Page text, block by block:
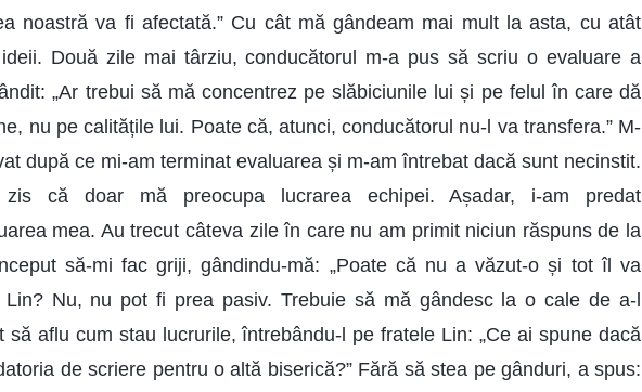
noastră va fi afectată.” Cu cât mă gândeam mai mult la asta, cu atât
Două zile mai târziu, conducătorul m-a pus să scriu o evaluare a
„Ar trebui să mă concentrez pe slăbiciunile lui și pe felul în care dă
nu pe calitățile lui. Poate că, atunci, conducătorul nu-l va transfera.” M-
după ce mi-am terminat evaluarea și m-am întrebat dacă sunt necinstit.
că doar mă preocupa lucrarea echipei. Așadar, i-am predat
mea. Au trecut câteva zile în care nu am primit niciun răspuns de la
să-mi fac griji, gândindu-mă: „Poate că nu a văzut-o și tot îl va
Lin? Nu, nu pot fi prea pasiv. Trebuie să mă gândesc la o cale de a-l
să aflu cum stau lucrurile, întrebându-l pe fratele Lin: „Ce ai spune dacă
de scriere pentru o altă biserică?” Fără să stea pe gânduri, a spus: